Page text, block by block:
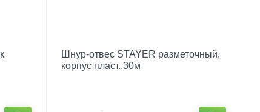
Шнур-отвес STAYER разметочный,
корпус пласт.,30м